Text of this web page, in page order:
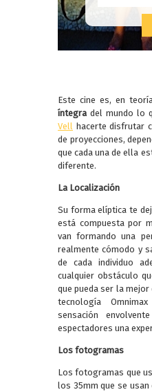
Este cine es, en
íntegra del mundo lo
Vell hacerte disfrutar
de proyecciones,
que cada una de ella
diferente.
La Localización
Su forma elíptica te
está compuesta por
van formando una
realmente cómodo y
de cada individuo
cualquier obstáculo
que pueda ser la mejor
tecnología
sensación
espectadores una
Los fotogramas
Los fotogramas que
los 35mm que se